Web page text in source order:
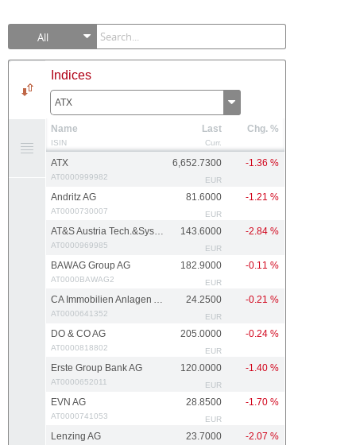
All
Indices
ATX
Name
ISIN
Last
Curr.
Chg. %
ATX
AT0000999982
6,652.7300
EUR
-1.36 %
Andritz AG
AT0000730007
81.6000
EUR
-1.21 %
AT&S Austria Tech.&Systemtech.
AT0000969985
143.6000
EUR
-2.84 %
BAWAG Group AG
AT0000BAWAG2
182.9000
EUR
-0.11 %
CA Immobilien Anlagen AG
AT0000641352
24.2500
EUR
-0.21 %
DO & CO AG
AT0000818802
205.0000
EUR
-0.24 %
Erste Group Bank AG
AT0000652011
120.0000
EUR
-1.40 %
EVN AG
AT0000741053
28.8500
EUR
-1.70 %
Lenzing AG 23.7000 -2.07 %